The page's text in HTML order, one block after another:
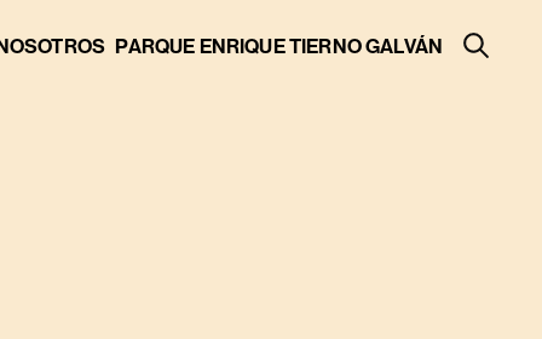
PARQUE ENRIQUE TIERNO GALVÁN